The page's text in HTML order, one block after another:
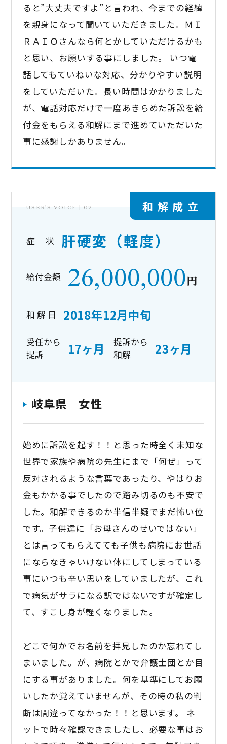
ると”大丈夫ですよ”と言われ、今までの経緯
を親身になって聞いていただきました。ＭＩ
ＲＡＩＯさんなら何とかしていただけるかも
と思い、お願いする事にしました。 いつ電
話してもていねいな対応、分かりやすい説明
をしていただいた。長い時間はかかりました
が、電話対応だけで一度あきらめた訴訟を給
付金をもらえる和解にまで進めていただいた
事に感謝しかありません。
和解成立
USER’S VOICE | 02
症 状 肝硬変（軽度）
給付金額 26,000,000円
和 解 日 2018年12月中旬
受任から
提訴
17ヶ月
提訴から
和解
23ヶ月
岐阜県 女性
始めに訴訟を起す！！と思った時全く未知な
世界で家族や病院の先生にまで「何ぜ」って
反対されるような言葉であったり、やはりお
金もかかる事でしたので踏み切るのも不安で
した。和解できるのか半信半疑でまだ怖い位
です。子供達に「お母さんのせいではない」
とは言ってもらえてても子供も病院にお世話
にならなきゃいけない体にしてしまっている
事にいつも辛い思いをしていましたが、これ
で病気がサラになる訳ではないですが確定し
て、すこし身が軽くなりました。
どこで何かでお名前を拝見したのか忘れてし
まいました。が、病院とかで弁護士団とか目
にする事がありました。何を基準にしてお願
いしたか覚えていませんが、その時の私の判
断は間違ってなかった！！と思います。 ネ
ットで時々確認できましたし、必要な事はお